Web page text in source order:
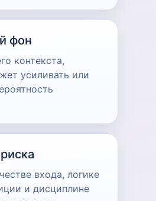
фон
контекста,
усиливать или
входа, логике
и дисциплине